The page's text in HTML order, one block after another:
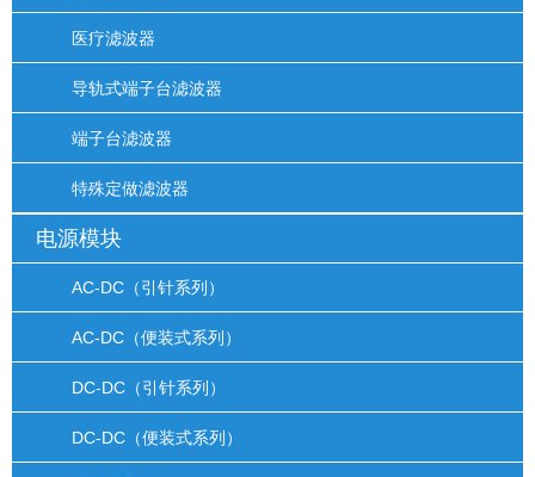
医疗滤波器
导轨式端子台滤波器
端子台滤波器
特殊定做滤波器
电源模块
AC-DC（引针系列）
AC-DC（便装式系列）
DC-DC（引针系列）
DC-DC（便装式系列）